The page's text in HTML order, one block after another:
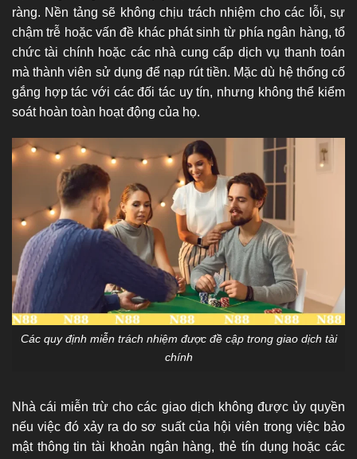
ràng. Nền tảng sẽ không chịu trách nhiệm cho các lỗi, sự
chậm trễ hoặc vấn đề khác phát sinh từ phía ngân hàng, tổ
chức tài chính hoặc các nhà cung cấp dịch vụ thanh toán
mà thành viên sử dụng để nạp rút tiền. Mặc dù hệ thống cố
gắng hợp tác với các đối tác uy tín, nhưng không thể kiểm
soát hoàn toàn hoạt động của họ.
Các quy định miễn trách nhiệm được đề cập trong giao dịch tài
chính
Nhà cái miễn trừ cho các giao dịch không được ủy quyền
nếu việc đó xảy ra do sơ suất của hội viên trong việc bảo
mật thông tin tài khoản ngân hàng, thẻ tín dụng hoặc các